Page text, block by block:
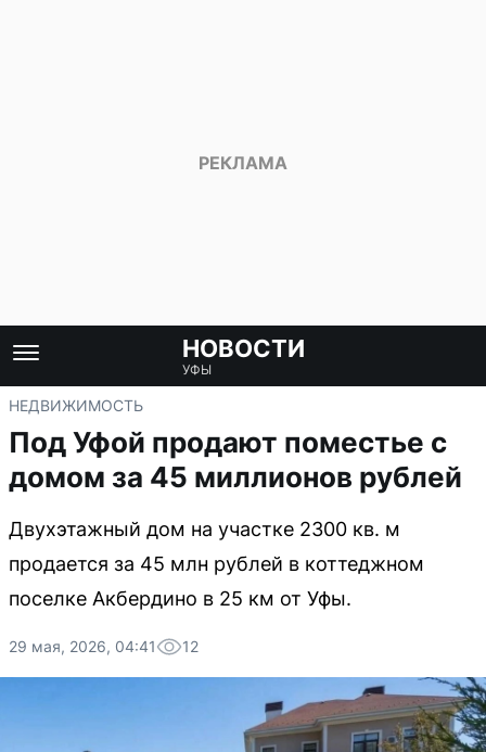
НОВОСТИ
УФЫ
НЕДВИЖИМОСТЬ
Под Уфой продают поместье с
домом за 45 миллионов рублей
Двухэтажный дом на участке 2300 кв. м
продается за 45 млн рублей в коттеджном
поселке Акбердино в 25 км от Уфы.
29 мая, 2026, 04:41 12